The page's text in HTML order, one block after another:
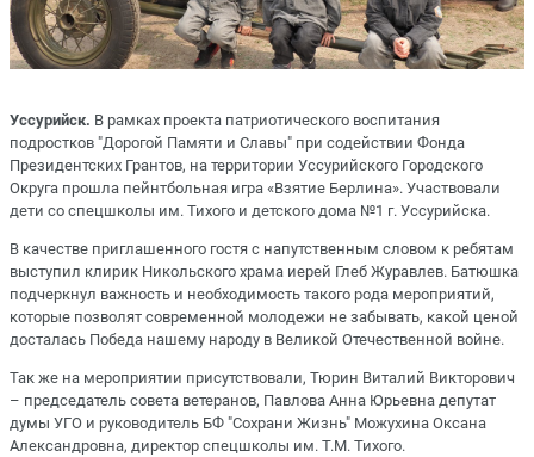
Уссурийск. В рамках проекта патриотического воспитания
подростков "Дорогой Памяти и Славы" при содействии Фонда
Президентских Грантов, на территории Уссурийского Городского
Округа прошла пейнтбольная игра «Взятие Берлина». Участвовали
дети со спецшколы им. Тихого и детского дома №1 г. Уссурийска.
В качестве приглашенного гостя с напутственным словом к ребятам
выступил клирик Никольского храма иерей Глеб Журавлев. Батюшка
подчеркнул важность и необходимость такого рода мероприятий,
которые позволят современной молодежи не забывать, какой ценой
досталась Победа нашему народу в Великой Отечественной войне.
Так же на мероприятии присутствовали, Тюрин Виталий Викторович
– председатель совета ветеранов, Павлова Анна Юрьевна депутат
думы УГО и руководитель БФ "Сохрани Жизнь" Можухина Оксана
Александровна, директор спецшколы им. Т.М. Тихого.